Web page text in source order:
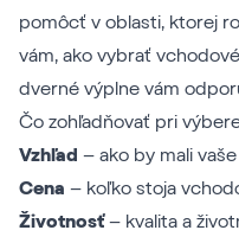
pomôcť v oblasti, ktorej
vám, ako vybrať
dverné výplne vám
Čo zohľadňovať pri
Vzhľad – ako by mali
Cena – koľko stoja
Životnosť– kvalita a